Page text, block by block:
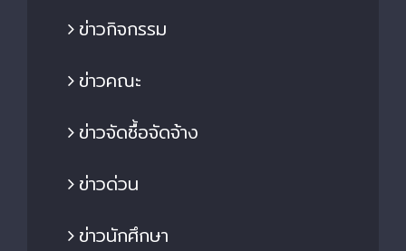
ข่าวกิจกรรม
ข่าวคณะ
ข่าวจัดซื้อจัดจ้าง
ข่าวด่วน
ข่าวนักศึกษา